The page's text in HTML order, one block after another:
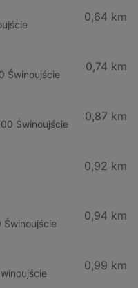
0,64 km
Świnoujście
0,74 km
Świnoujście
0,87 km
0,92 km
Świnoujście
0,94 km
0,99 km